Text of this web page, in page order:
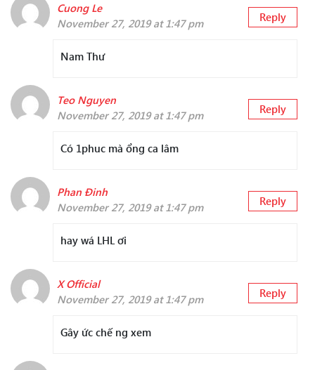
Cuong Le
November 27, 2019 at 1:47 pm
Reply
Nam Thư
Teo Nguyen
November 27, 2019 at 1:47 pm
Reply
Có 1phuc mà ổng ca lâm
Phan Đinh
November 27, 2019 at 1:47 pm
Reply
hay wá LHL ơi
X Official
November 27, 2019 at 1:47 pm
Reply
Gây ức chế ng xem